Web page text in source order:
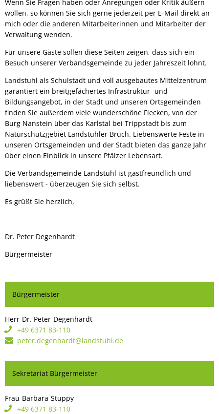
Wenn Sie Fragen haben oder Anregungen oder Kritik äußern
wollen, so können Sie sich gerne jederzeit per E-Mail direkt an
mich oder die anderen Mitarbeiterinnen und Mitarbeiter der
Verwaltung wenden.
Für unsere Gäste sollen diese Seiten zeigen, dass sich ein
Besuch unserer Verbandsgemeinde zu jeder Jahreszeit lohnt.
Landstuhl als Schulstadt und voll ausgebautes Mittelzentrum
garantiert ein breitgefächertes Infrastruktur- und
Bildungsangebot, in der Stadt und unseren Ortsgemeinden
finden Sie außerdem viele wunderschöne Flecken, von der
Burg Nanstein über das Karlstal bei Trippstadt bis zum
Naturschutzgebiet Landstuhler Bruch. Liebenswerte Feste in
unseren Ortsgemeinden und der Stadt bieten das ganze Jahr
über einen Einblick in unsere Pfälzer Lebensart.
Die Verbandsgemeinde Landstuhl ist gastfreundlich und
liebenswert - überzeugen Sie sich selbst.
Es grüßt Sie herzlich,
Dr. Peter Degenhardt
Bürgermeister
Bürgermeister
Herr Dr. Peter Degenhardt
+49 6371 83-110
peter.degenhardt@landstuhl.de
Sekretariat Bürgermeister
Frau Barbara Stuppy
+49 6371 83-110